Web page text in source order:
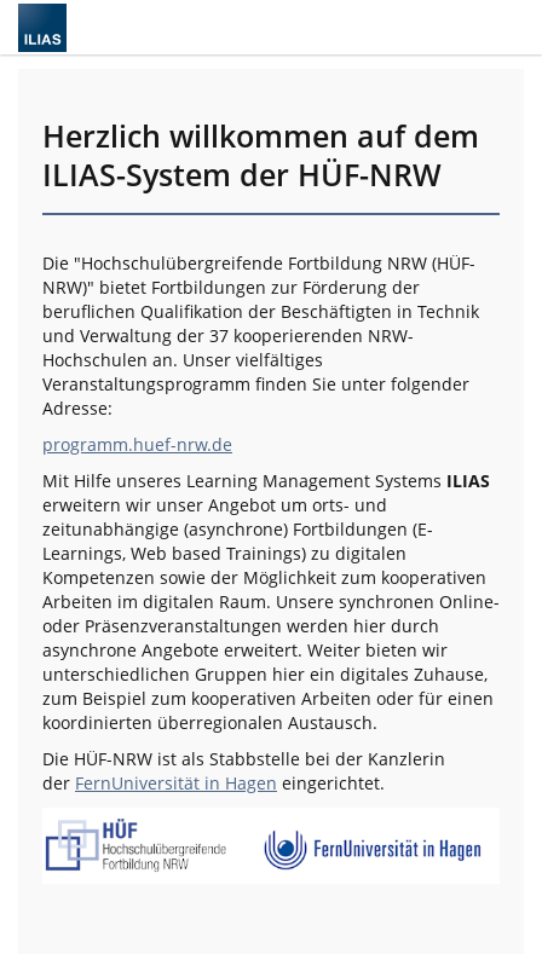
Herzlich willkommen auf dem
ILIAS-System der HÜF-NRW
Die "Hochschulübergreifende Fortbildung NRW (HÜF-
NRW)" bietet Fortbildungen zur Förderung der
beruflichen Qualifikation der Beschäftigten in Technik
und Verwaltung der 37 kooperierenden NRW-
Hochschulen an. Unser vielfältiges
Veranstaltungsprogramm finden Sie unter folgender
Adresse:
programm.huef-nrw.de
Mit Hilfe unseres Learning Management Systems ILIAS
erweitern wir unser Angebot um orts- und
zeitunabhängige (asynchrone) Fortbildungen (E-
Learnings, Web based Trainings) zu digitalen
Kompetenzen sowie der Möglichkeit zum kooperativen
Arbeiten im digitalen Raum. Unsere synchronen Online-
oder Präsenzveranstaltungen werden hier durch
asynchrone Angebote erweitert. Weiter bieten wir
unterschiedlichen Gruppen hier ein digitales Zuhause,
zum Beispiel zum kooperativen Arbeiten oder für einen
koordinierten überregionalen Austausch.
Die HÜF-NRW ist als Stabbstelle bei der Kanzlerin
der FernUniversität in Hagen eingerichtet.